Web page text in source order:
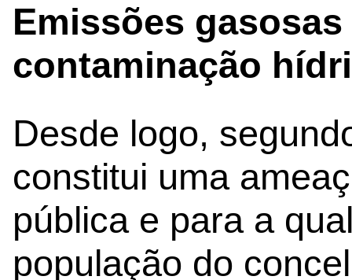
Emissões
contaminação
Desde logo,
constitui uma
pública e para a
população do